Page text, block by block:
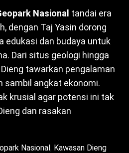
Nasional tandai era
dengan Taj Yasin dorong
edukasi dan budaya untuk
Dari situs geologi hingga
tawarkan pengalaman
sambil angkat ekonomi.
krusial agar potensi ini tak
dan rasakan
Nasional, Kawasan Dieng